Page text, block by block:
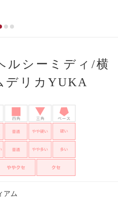
ルシーミディ/横
デリカYUKA
アム